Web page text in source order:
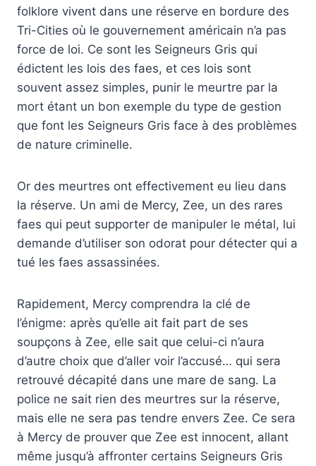
folklore vivent dans une réserve en bordure des
Tri-Cities où le gouvernement américain n’a pas
force de loi. Ce sont les Seigneurs Gris qui
édictent les lois des faes, et ces lois sont
souvent assez simples, punir le meurtre par la
mort étant un bon exemple du type de gestion
que font les Seigneurs Gris face à des problèmes
de nature criminelle.
Or des meurtres ont effectivement eu lieu dans
la réserve. Un ami de Mercy, Zee, un des rares
faes qui peut supporter de manipuler le métal, lui
demande d’utiliser son odorat pour détecter qui a
tué les faes assassinées.
Rapidement, Mercy comprendra la clé de
l’énigme: après qu’elle ait fait part de ses
soupçons à Zee, elle sait que celui-ci n’aura
d’autre choix que d’aller voir l’accusé… qui sera
retrouvé décapité dans une mare de sang. La
police ne sait rien des meurtres sur la réserve,
mais elle ne sera pas tendre envers Zee. Ce sera
à Mercy de prouver que Zee est innocent, allant
même jusqu’à affronter certains Seigneurs Gris